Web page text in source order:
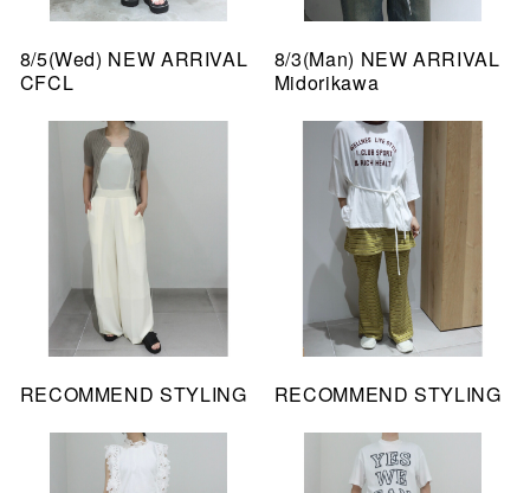
8/5(Wed) NEW ARRIVAL
CFCL
8/3(Man) NEW ARRIVAL
Midorikawa
RECOMMEND STYLING RECOMMEND STYLING